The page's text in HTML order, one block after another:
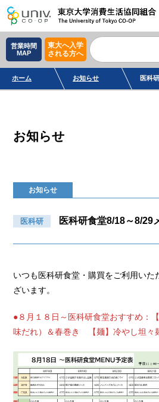
営業時間
MAP
東大へ入学
される方へ
ホーム お知らせ 医科
お知らせ
お知らせ
医科研 医科研食堂8/18～8/29
いつも医科研食堂・購買をご利用いた
ざいます。
●８月１８日～医科研食堂おすすめ：
味だれ）＆春巻き 【麺】冷やし坦々